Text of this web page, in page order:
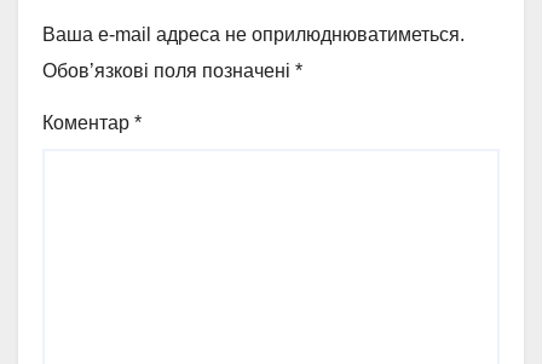
Ваша e-mail адреса не оприлюднюватиметься.
Обов’язкові поля позначені *
Коментар *